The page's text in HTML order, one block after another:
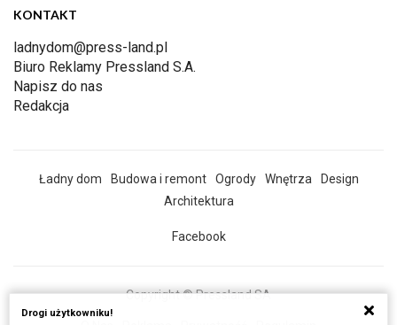
KONTAKT
ladnydom@press-land.pl
Biuro Reklamy Pressland S.A.
Napisz do nas
Redakcja
Ładny dom Budowa i remont Ogrody Wnętrza
Design
Architektura
Facebook
Copyright © Pressland SA
Drogi użytkowniku!